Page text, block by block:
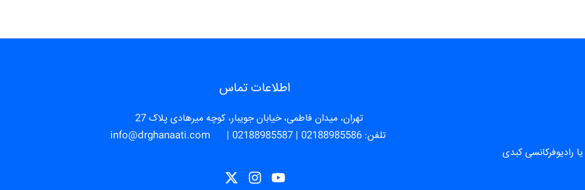
اطلاعات تماس
تهران، میدان فاطمی، خیابان جویبار، کوچه میرهادی پلاک 27
تلفن:02188985586
|
02188985587
|
info@drghanaati.com